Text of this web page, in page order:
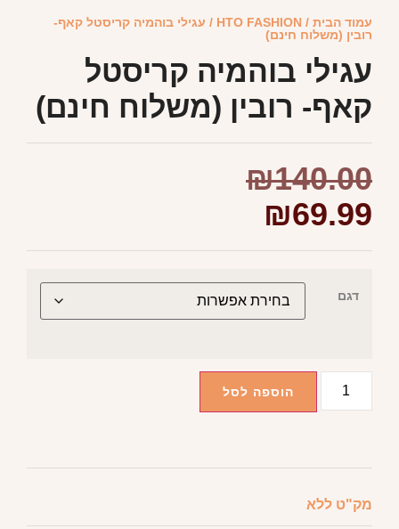
עמוד הבית /
HTO FASHION / עגילי בוהמיה קריסטל קאף-
רובין (משלוח חינם)
עגילי בוהמיה קריסטל
קאף- רובין (משלוח חינם)
₪140.00
₪69.99
דגם
הוספה לסל
מק"ט ללא